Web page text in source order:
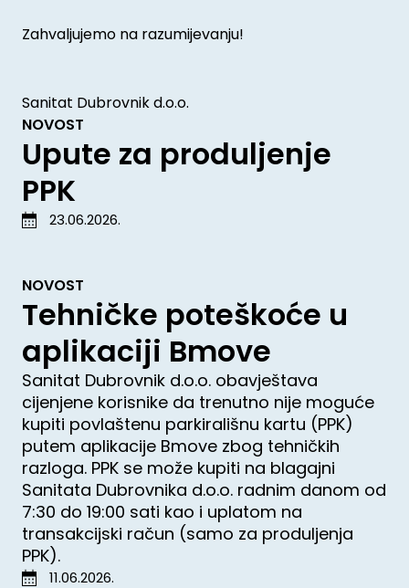
Zahvaljujemo na razumijevanju!
Sanitat Dubrovnik d.o.o.
NOVOST
Upute za produljenje
PPK
23.06.2026.
NOVOST
Tehničke poteškoće u
aplikaciji Bmove
Sanitat Dubrovnik d.o.o. obavještava
cijenjene korisnike da trenutno nije moguće
kupiti povlaštenu parkirališnu kartu (PPK)
putem aplikacije Bmove zbog tehničkih
razloga. PPK se može kupiti na blagajni
Sanitata Dubrovnika d.o.o. radnim danom od
7:30 do 19:00 sati kao i uplatom na
transakcijski račun (samo za produljenja
PPK).
11.06.2026.